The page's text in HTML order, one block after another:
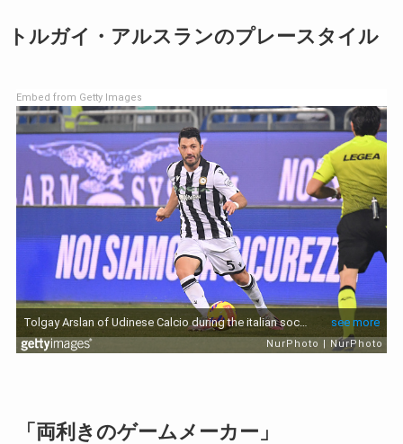
トルガイ・アルスランのプレースタイル
Embed from Getty Images
「両利きのゲームメーカー」